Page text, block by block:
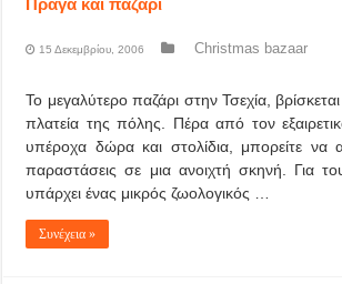
Πράγα και παζάρι
15 Δεκεμβρίου, 2006 Christmas bazaar
Το μεγαλύτερο παζάρι στην Τσεχία,
πλατεία της πόλης. Πέρα από τον
υπέροχα δώρα και στολίδια, μπορείτε να
παραστάσεις σε μια ανοιχτή σκηνή. Για
υπάρχει ένας μικρός ζωολογικός …
Συνέχεια »